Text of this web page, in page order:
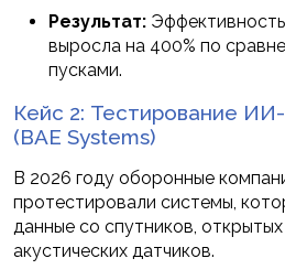
Результат:
выросла на 400% по
пусками.
Кейс 2: Тестирование
(BAE Systems)
В 2026 году оборонные
протестировали системы,
данные со спутников,
акустических датчиков.